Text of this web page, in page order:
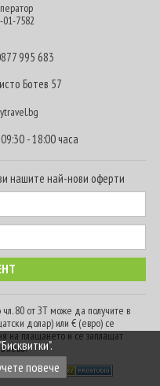
7582
995 683
Ботев 57
- 18:00 часа
нашите най-нови оферти
80 от ЗТ може да получите в
долар) или € (евро) се
на плащането и се заплащат
лева.
повече